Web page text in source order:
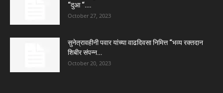
“दुआ “….
October 27, 2023
सुनेत्रावहीनी पवार यांच्या वाढदिवसा निमित्त “भव्य रक्तदान
शिबीर संपन्न…
October 20, 2023